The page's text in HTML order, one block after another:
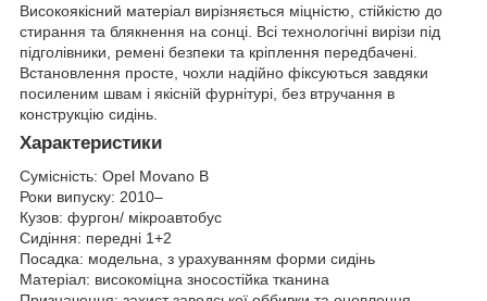
Високоякісний матеріал вирізняється міцністю, стійкістю до
стирання та блякнення на сонці. Всі технологічні вирізи під
підголівники, ремені безпеки та кріплення передбачені.
Встановлення просте, чохли надійно фіксуються завдяки
посиленим швам і якісній фурнітурі, без втручання в
конструкцію сидінь.
Характеристики
Сумісність: Opel Movano B
Роки випуску: 2010–
Кузов: фургон/ мікроавтобус
Сидіння: передні 1+2
Посадка: модельна, з урахуванням форми сидінь
Матеріал: високоміцна зносостійка тканина